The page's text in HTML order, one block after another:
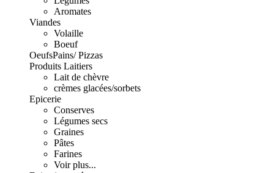
Aromates
Viandes
Volaille
Boeuf
OeufsPains/ Pizzas
Produits Laitiers
Lait de chèvre
crèmes glacées/sorbets
Epicerie
Conserves
Légumes secs
Graines
Pâtes
Farines
Voir plus...